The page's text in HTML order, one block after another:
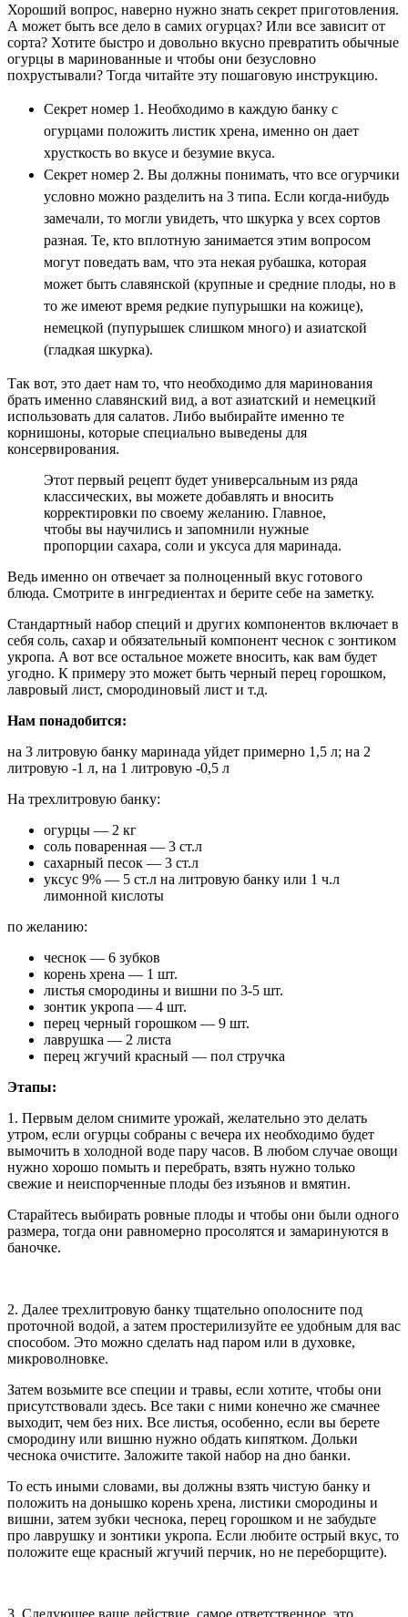
Хороший вопрос, наверно нужно знать секрет приготовления.
А может быть все дело в самих огурцах? Или все зависит от
сорта? Хотите быстро и довольно вкусно превратить обычные
огурцы в маринованные и чтобы они безусловно
похрустывали? Тогда читайте эту пошаговую инструкцию.
Секрет номер 1. Необходимо в каждую банку с
огурцами положить листик хрена, именно он дает
хрусткость во вкусе и безумие вкуса.
Секрет номер 2. Вы должны понимать, что все огурчики
условно можно разделить на 3 типа. Если когда-нибудь
замечали, то могли увидеть, что шкурка у всех сортов
разная. Те, кто вплотную занимается этим вопросом
могут поведать вам, что эта некая рубашка, которая
может быть славянской (крупные и средние плоды, но в
то же имеют время редкие пупурышки на кожице),
немецкой (пупурышек слишком много) и азиатской
(гладкая шкурка).
Так вот, это дает нам то, что необходимо для маринования
брать именно славянский вид, а вот азиатский и немецкий
использовать для салатов. Либо выбирайте именно те
корнишоны, которые специально выведены для
консервирования.
Этот первый рецепт будет универсальным из ряда
классических, вы можете добавлять и вносить
корректировки по своему желанию. Главное,
чтобы вы научились и запомнили нужные
пропорции сахара, соли и уксуса для маринада.
Ведь именно он отвечает за полноценный вкус готового
блюда. Смотрите в ингредиентах и берите себе на заметку.
Стандартный набор специй и других компонентов включает в
себя соль, сахар и обязательный компонент чеснок с зонтиком
укропа. А вот все остальное можете вносить, как вам будет
угодно. К примеру это может быть черный перец горошком,
лавровый лист, смородиновый лист и т.д.
Нам понадобится:
на 3 литровую банку маринада уйдет примерно 1,5 л; на 2
литровую -1 л, на 1 литровую -0,5 л
На трехлитровую банку:
огурцы — 2 кг
соль поваренная — 3 ст.л
сахарный песок — 3 ст.л
уксус 9% — 5 ст.л на литровую банку или 1 ч.л
лимонной кислоты
по желанию:
чеснок — 6 зубков
корень хрена — 1 шт.
листья смородины и вишни по 3-5 шт.
зонтик укропа — 4 шт.
перец черный горошком — 9 шт.
лаврушка — 2 листа
перец жгучий красный — пол стручка
Этапы:
1. Первым делом снимите урожай, желательно это делать
утром, если огурцы собраны с вечера их необходимо будет
вымочить в холодной воде пару часов. В любом случае овощи
нужно хорошо помыть и перебрать, взять нужно только
свежие и неиспорченные плоды без изъянов и вмятин.
Старайтесь выбирать ровные плоды и чтобы они были одного
размера, тогда они равномерно просолятся и замаринуются в
баночке.
2. Далее трехлитровую банку тщательно ополосните под
проточной водой, а затем простерилизуйте ее удобным для вас
способом. Это можно сделать над паром или в духовке,
микроволновке.
Затем возьмите все специи и травы, если хотите, чтобы они
присутствовали здесь. Все таки с ними конечно же смачнее
выходит, чем без них. Все листья, особенно, если вы берете
смородину или вишню нужно обдать кипятком. Дольки
чеснока очистите. Заложите такой набор на дно банки.
То есть иными словами, вы должны взять чистую банку и
положить на донышко корень хрена, листики смородины и
вишни, затем зубки чеснока, перец горошком и не забудьте
про лаврушку и зонтики укропа. Если любите острый вкус, то
положите еще красный жгучий перчик, но не переборщите).
3. Следующее ваше действие, самое ответственное, это